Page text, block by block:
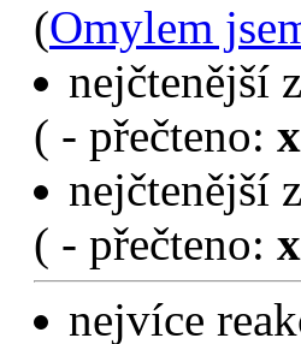
nejčtenější
( Omylem
nejčtenější
( - přečteno: x
nejčtenější
( - přečteno:x